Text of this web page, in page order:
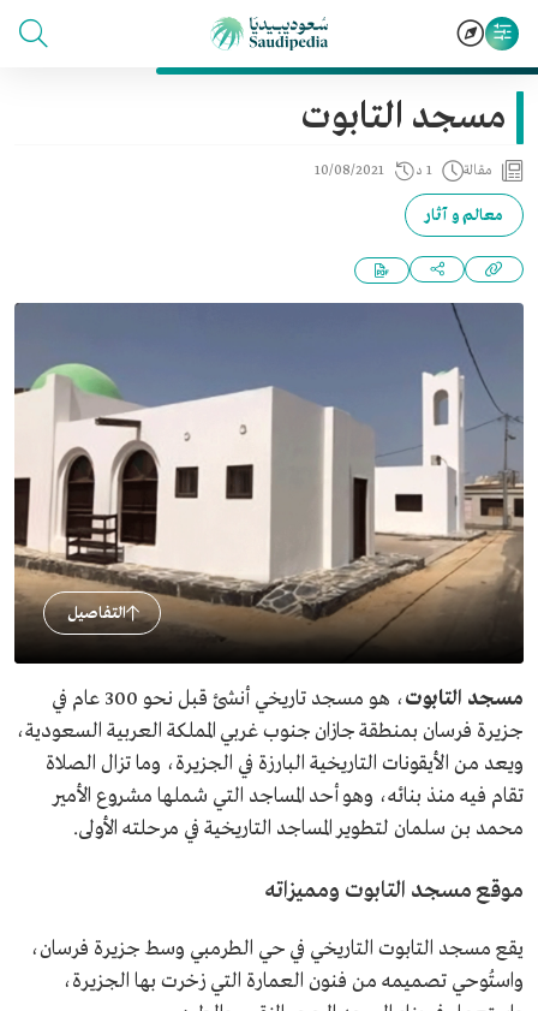
مسجد التابوت
مقالة 1 د 10/08/2021
معالم و آثار
التفاصيل
مسجد التابوت
، هو مسجد تاريخي أنشئ قبل نحو 300 عام في
جزيرة فرسان بمنطقة جازان جنوب غربي المملكة العربية السعودية،
ويعد من الأيقونات التاريخية البارزة في الجزيرة، وما تزال الصلاة
تقام فيه منذ بنائه، وهو أحد المساجد التي شملها مشروع الأمير
محمد بن سلمان لتطوير المساجد التاريخية في مرحلته الأولى.
موقع مسجد التابوت ومميزاته
يقع مسجد التابوت التاريخي في حي الطرمبي وسط جزيرة فرسان،
واستُوحي تصميمه من فنون العمارة التي زخرت بها الجزيرة،